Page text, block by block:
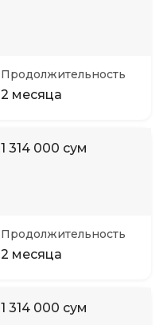
Продолжительность
2 месяца
1 314 000 сум
Продолжительность
2 месяца
1 314 000 сум